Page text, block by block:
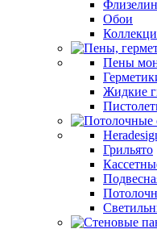
Обои
Пены
Жидкие
Грильято